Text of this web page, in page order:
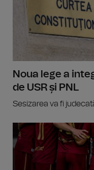
Noua lege a
de USR și PNL
Sesizarea va fi